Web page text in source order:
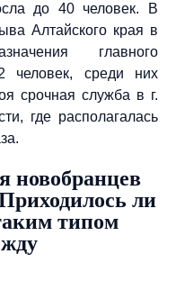
до 40 человек. В
Алтайского края в
главного
человек, среди них
срочная служба в г.
где располагалась
новобранцев
ли
типом